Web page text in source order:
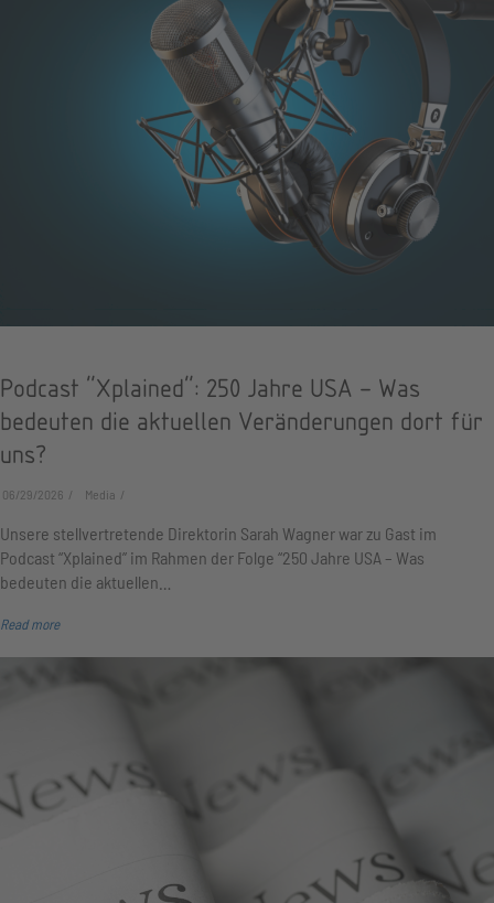
Podcast "Xplained": 250 Jahre USA – Was
bedeuten die aktuellen Veränderungen dort für
uns?
06/29/2026 Media
Unsere stellvertretende Direktorin Sarah Wagner war zu Gast im
Podcast “Xplained” im Rahmen der Folge “250 Jahre USA – Was
bedeuten die aktuellen…
Read more